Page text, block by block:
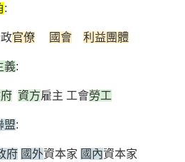
:
官僚 國會 利益團體
義:
資方雇主 工會勞工
盟:
府 國外資本家 國內資本家